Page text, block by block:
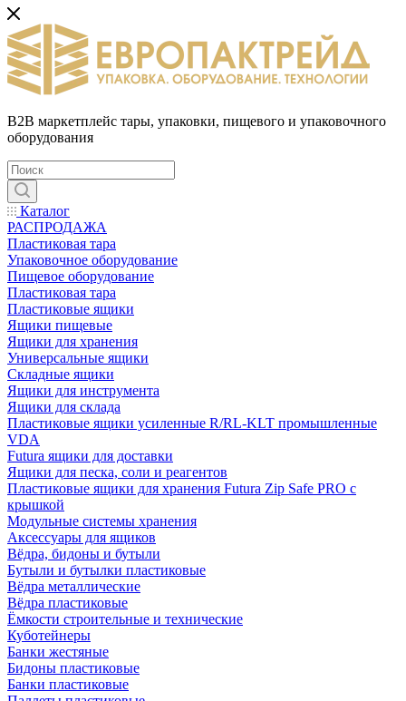
B2B маркетплейс тары, упаковки, пищевого и упаковочного
оборудования
Каталог
РАСПРОДАЖА
Пластиковая тара
Упаковочное оборудование
Пищевое оборудование
Пластиковая тара
Пластиковые ящики
Ящики пищевые
Ящики для хранения
Универсальные ящики
Складные ящики
Ящики для инструмента
Ящики для склада
Пластиковые ящики усиленные R/RL-KLT промышленные
VDA
Futura ящики для доставки
Ящики для песка, соли и реагентов
Пластиковые ящики для хранения Futura Zip Safe PRO с
крышкой
Модульные системы хранения
Аксессуары для ящиков
Вёдра, бидоны и бутыли
Бутыли и бутылки пластиковые
Вёдра металлические
Вёдра пластиковые
Ёмкости строительные и технические
Куботейнеры
Банки жестяные
Бидоны пластиковые
Банки пластиковые